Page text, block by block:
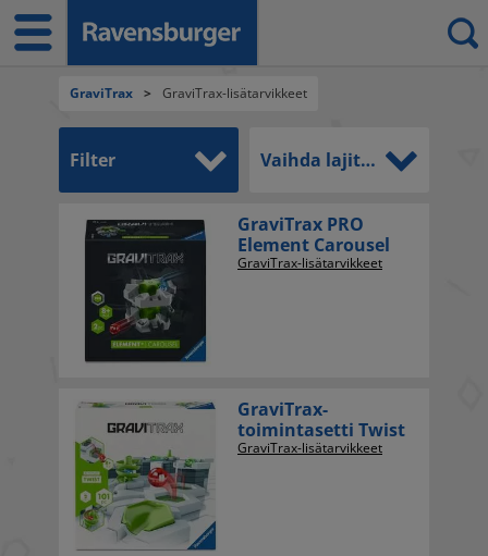
GraviTrax > GraviTrax-lisätarvikkeet
Filter Vaihda lajittelujärjestystä
GraviTrax PRO
Element Carousel
GraviTrax-lisätarvikkeet
GraviTrax-
toimintasetti Twist
GraviTrax-lisätarvikkeet